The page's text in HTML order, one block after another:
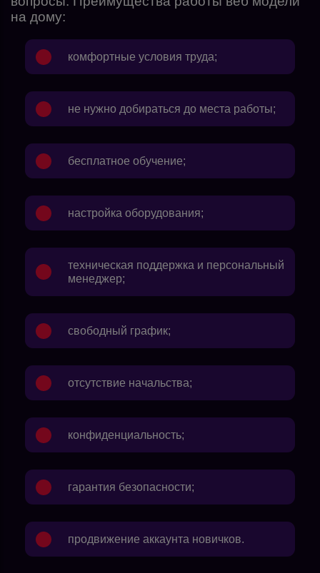
на дому:
комфортные условия труда;
не нужно добираться до места работы;
бесплатное обучение;
настройка оборудования;
техническая поддержка и персональный
менеджер;
свободный график;
отсутствие начальства;
конфиденциальность;
гарантия безопасности;
продвижение аккаунта новичков.